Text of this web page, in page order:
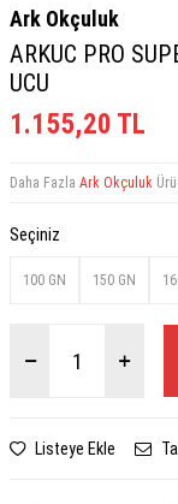
Ark Okçuluk
ARKUC PRO
UCU
1.155,20 TL
Daha Fazla Ark Okçuluk
Seçiniz
100 GN 150 GN
Listeye Ekle